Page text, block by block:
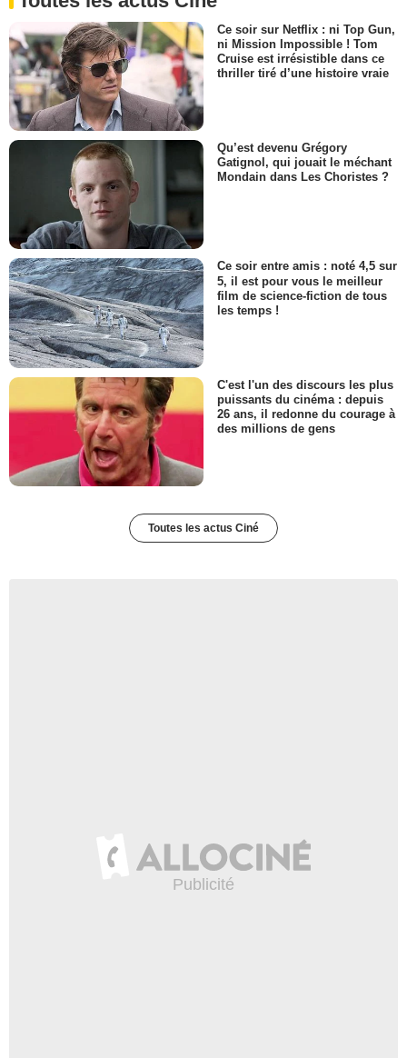
Ce soir sur Netflix : ni Top Gun,
ni Mission Impossible ! Tom
Cruise est irrésistible dans ce
thriller tiré d’une histoire vraie
Qu’est devenu Grégory
Gatignol, qui jouait le méchant
Mondain dans Les Choristes ?
Ce soir entre amis : noté 4,5 sur
5, il est pour vous le meilleur
film de science-fiction de tous
les temps !
C'est l'un des discours les plus
puissants du cinéma : depuis
26 ans, il redonne du courage à
des millions de gens
Toutes les actus Ciné